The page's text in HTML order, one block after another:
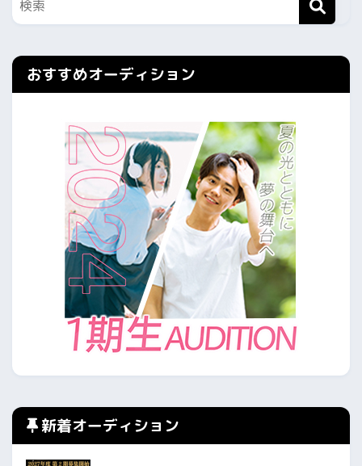
おすすめオーディション
新着オーディション